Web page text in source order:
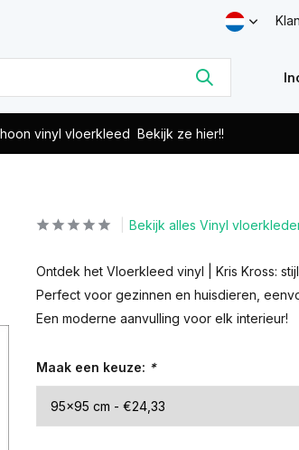
vinyl vloerkleed Bekijk ze hier!!
Bekijk alles Vinyl
Ontdek het Vloerkleed vinyl | Kris Kross:
Perfect voor gezinnen en huisdieren,
Een moderne aanvulling voor elk interieur!
Maak een keuze: *